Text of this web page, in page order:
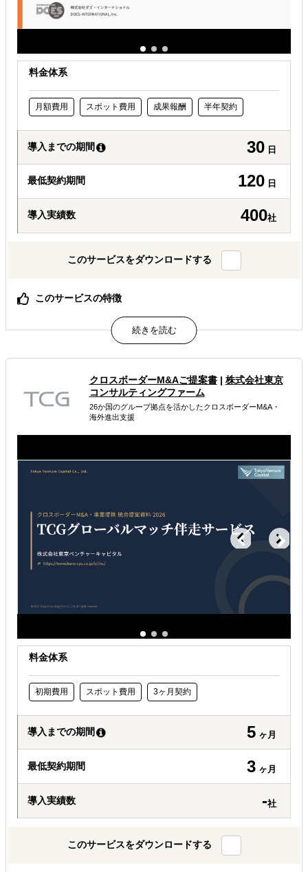
料金体系
月額費用 スポット費用 成果報酬 半年契約
導入までの期間 30 日
最低契約期間 120 日
導入実績数 400社
このサービスをダウンロードする
このサービスの特徴
貴社の海外営業チーム、私たちが現地で代わりに動きま
す。
属するジャンル
海外進出コンサルティング 海外市場調査・マーケティング
販路拡大（営業代行・販売代理店探し）
クロスボーダーM&Aご提案書| 株式会社東京
コンサルティングファーム
26か国のグループ拠点を活かしたクロスボーダーM&A・
海外進出支援
料金体系
初期費用 スポット費用 3ヶ月契約
導入までの期間 5 ヶ月
最低契約期間 3 ヶ月
導入実績数 -社
このサービスをダウンロードする